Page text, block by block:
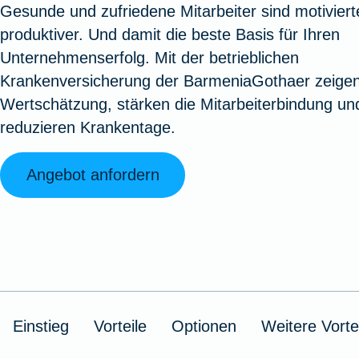
Oldtimerversicherung
Fahrradversicherung
Zur Produktübersicht
Jagd-
Jäger-
Augenzusatzversicherung
Pflegemonatsgeld
Zur Produktübersicht
Zur
Zur
Vermögensschadenversicherung
Cyber-Versicherung
Zur Produktübersicht
Kunstversicherung
Zur Serviceübersicht
Gesunde und zufriedene Mitarbeiter sind
produktiver. Und damit die beste Basis für Ihren
Unternehmenserfolg. Mit der betrieblichen
Krankenversicherung der BarmeniaGothaer
Wertschätzung, stärken die Mitarbeiterbindung
reduzieren Krankentage.
Angebot anfordern
Einstieg Vorteile Optionen Weitere